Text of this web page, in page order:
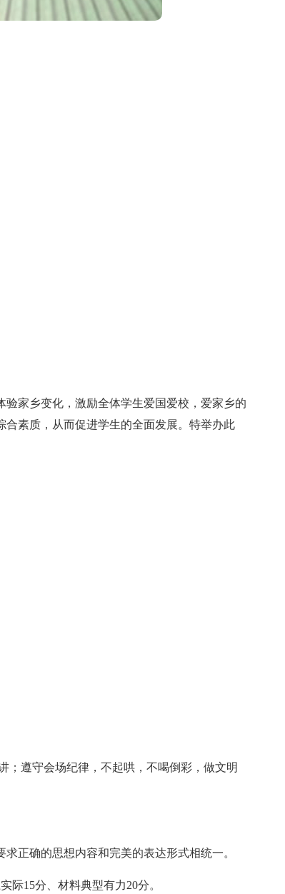
家乡变化，激励全体学生爱国爱校，爱家乡的
素质，从而促进学生的全面发展。特举办此
遵守会场纪律，不起哄，不喝倒彩，做文明
正确的思想内容和完美的表达形式相统一。
15分、材料典型有力20分。